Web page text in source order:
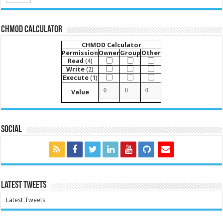
CHMOD Calculator
CHMOD Calculator
Permission OwnerGroup Other
Read (4)
Write (2)
Execute(1)
Value
Social
Latest Tweets
Latest Tweets